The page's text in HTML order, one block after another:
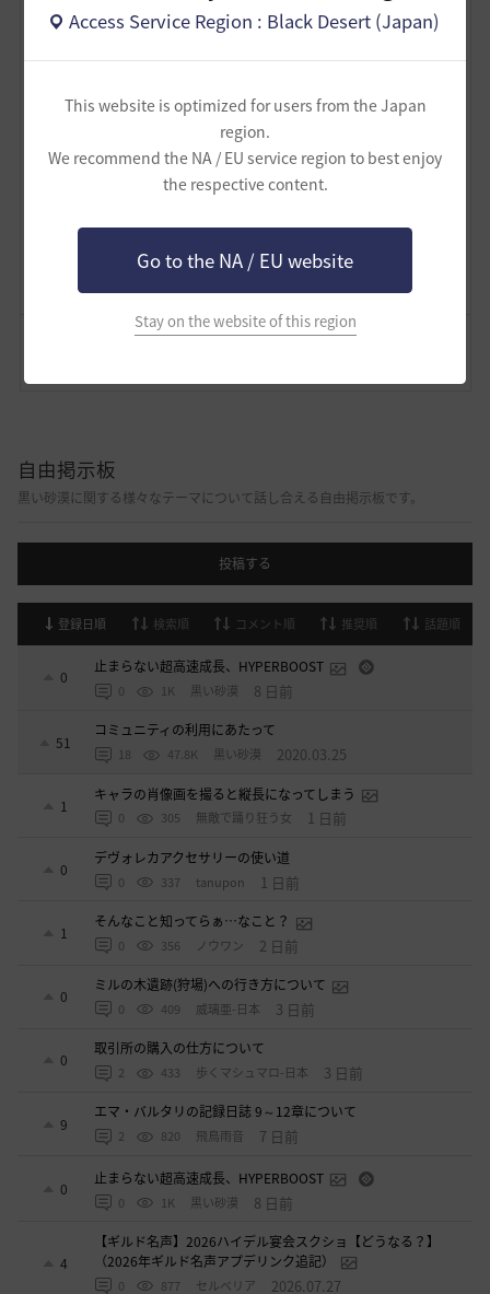
Access Service Region : Black Desert (Japan)
This website is optimized for users from the Japan
region.
We recommend the NA / EU service region to best enjoy
the respective content.
Go to the NA / EU website
Stay on the website of this region
ということで、長文を読んでいただきありがとうござい
ます！ 折り返したので引き続き頑張ります！
4
かわさもべーた
Lv62 FPSずんだもん
自由掲示板
黒い砂漠に関する様々なテーマについて話し合える自由掲示板です。
投稿する
登録日順 検索順 コメント順 推奨順 話題順
0
止まらない超高速成長、HYPERBOOST
0 1K 黒い砂漠 8 日前
51
コミュニティの利用にあたって
18 47.8K 黒い砂漠 2020.03.25
1
キャラの肖像画を撮ると縦長になってしまう
0 305 無敵で踊り狂う女 1 日前
0
デヴォレカアクセサリーの使い道
0 337 tanupon 1 日前
1
そんなこと知ってらぁ…なこと？
0 356 ノウワン 2 日前
0
ミルの木遺跡(狩場)への行き方について
0 409 威璃亜-日本 3 日前
0
取引所の購入の仕方について
2 433 歩くマシュマロ-日本 3 日前
9
エマ・バルタリの記録日誌 9～12章について
2 820 飛鳥雨音 7 日前
0
止まらない超高速成長、HYPERBOOST
0 1K 黒い砂漠 8 日前
4
【ギルド名声】2026ハイデル宴会スクショ【どうなる？】
（2026年ギルド名声アプデリンク追記）
0 877 セルベリア 2026.07.27